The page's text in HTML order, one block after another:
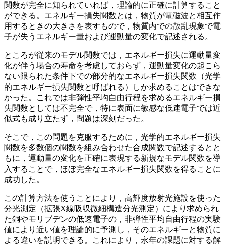
関数が完全に知られていれば，理論的に正確に計算すること
ができる。エネルギー損失関数とは，物質が電磁波と相互作
用するときの大きさを表すもので，物質内での散乱現象で電
子が失うエネルギー量および運動量の変化で記述される。
ところが従来のモデル関数では，エネルギー損失に運動量変
化が伴う場合の寿命を考慮しておらず，運動量変化の起こら
ない限られた条件下での部分的なエネルギー損失関数（光学
的エネルギー損失関数と呼ばれる）しか求めることはできな
かった。これでは非弾性平均自由行程を求めるエネルギー損
失関数としては不完全で，特に表面に敏感な低速電子では近
似式も成り立たず，問題は深刻だった。
そこで，この問題を克服するために，光学的エネルギー損失
関数を多数個の関数を組み合わせた合成関数で記述するとと
もに，運動量の変化を正確に表現する新規なモデル関数を導
入することで，ほぼ完全なエネルギー損失関数を得ることに
成功した。
この計算方法を使うことにより，高輝度放射光施設を使った
分光測定（拡張X線吸収微細構造分光測定）により求められ
た銅やモリブデンの低速電子の，非弾性平均自由行程の実験
値により近い値を理論的に予測し，そのエネルギーと物質に
よる違いを説明できる。これにより，永年の課題に対する解